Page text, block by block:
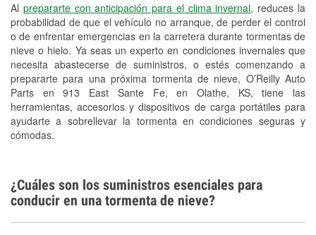
Al prepararte con anticipación para el clima invernal, reduces la
probabilidad de que el vehículo no arranque, de perder el control
o de enfrentar emergencias en la carretera durante tormentas de
nieve o hielo. Ya seas un experto en condiciones invernales que
necesita abastecerse de suministros, o estés comenzando a
prepararte para una próxima tormenta de nieve, O’Reilly Auto
Parts en 913 East Sante Fe, en Olathe, KS, tiene las
herramientas, accesorios y dispositivos de carga portátiles para
ayudarte a sobrellevar la tormenta en condiciones seguras y
cómodas.
Snowstorm Supplies
Tornado Supplies
Conoce más
¿Cuáles son los suministros esenciales para
conducir en una tormenta de nieve?